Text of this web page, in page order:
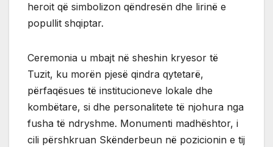
heroit që simbolizon qëndresën dhe lirinë e
popullit shqiptar.
Ceremonia u mbajt në sheshin kryesor të
Tuzit, ku morën pjesë qindra qytetarë,
përfaqësues të institucioneve lokale dhe
kombëtare, si dhe personalitete të njohura nga
fusha të ndryshme. Monumenti madhështor, i
cili përshkruan Skënderbeun në pozicionin e tij